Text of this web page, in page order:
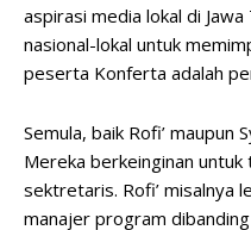
aspirasi media lokal di
nasional-lokal untuk
peserta Konferta adalah
Semula, baik Rofi’ maupun
Mereka berkeinginan
sektretaris. Rofi’ misalnya
manajer program